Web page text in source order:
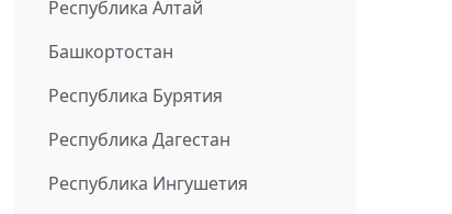
Республика Алтай
Башкортостан
Республика Бурятия
Республика Дагестан
Республика Ингушетия